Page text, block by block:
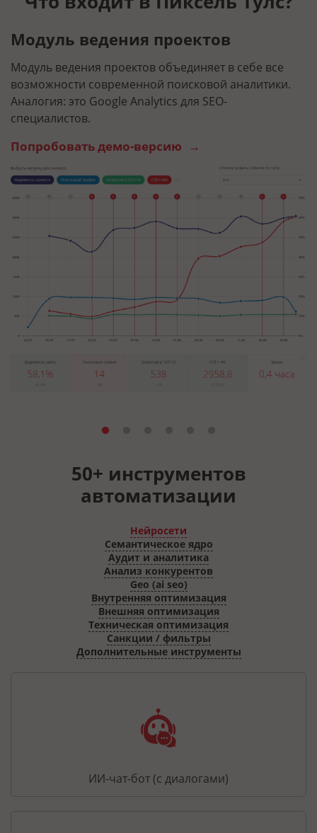
Модуль ведения проектов
Модуль ведения проектов объединяет в себе все
возможности современной поисковой аналитики.
Аналогия: это Google Analytics для SEO-
специалистов.
Попробовать демо-версию
50+ инструментов
автоматизации
Нейросети
Семантическое ядро
Аудит и аналитика
Анализ конкурентов
Geo (ai seo)
Внутренняя оптимизация
Внешняя оптимизация
Техническая оптимизация
Санкции / фильтры
Дополнительные инструменты
ИИ-чат-бот (с диалогами)